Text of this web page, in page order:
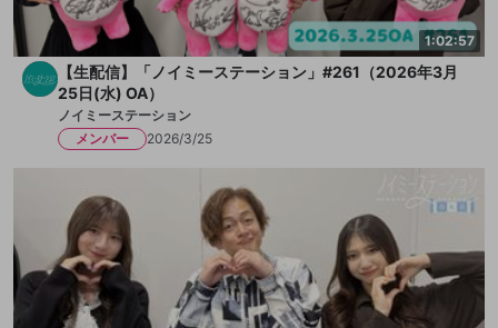
1:02:57
【生配信】「ノイミーステーション」#261（2026年3月
25日(水) OA）
ノイミーステーション
メンバー
2026/3/25